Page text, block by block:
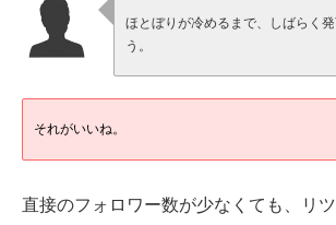
ほとぼりが冷めるまで、しばらく
う。
それがいいね。
直接のフォロワー数が少なくても、リ